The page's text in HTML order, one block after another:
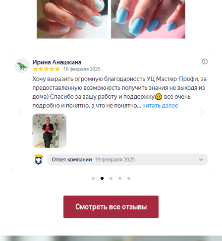
Смотреть все отзывы